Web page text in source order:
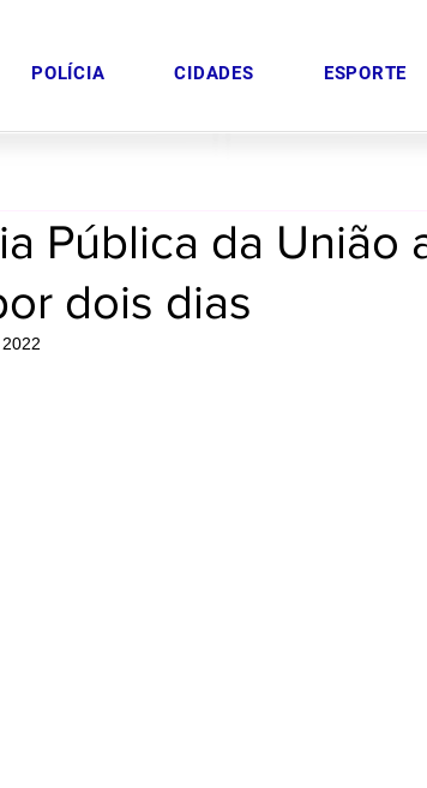
POLÍCIA CIDADES ESPORTE
Pública da União
dois dias